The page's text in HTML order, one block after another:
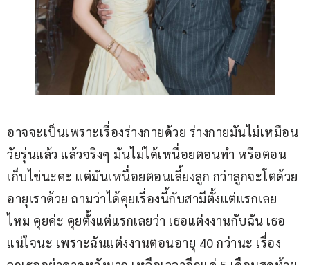
อาจจะเป็นเพราะเรื่องร่างกายด้วย ร่างกายมันไม่เหมือน
วัยรุ่นแล้ว แล้วจริงๆ มันไม่ได้เหนื่อยตอนทำ หรือตอน
เก็บไข่นะคะ แต่มันเหนื่อยตอนเลี้ยงลูก กว่าลูกจะโตด้วย
อายุเราด้วย ถามว่าได้คุยเรื่องนี้กับสามีตั้งแต่แรกเลย
ไหม คุยค่ะ คุยตั้งแต่แรกเลยว่า เธอแต่งงานกับฉัน เธอ
แน่ใจนะ เพราะฉันแต่งงานตอนอายุ 40 กว่านะ เรื่อง